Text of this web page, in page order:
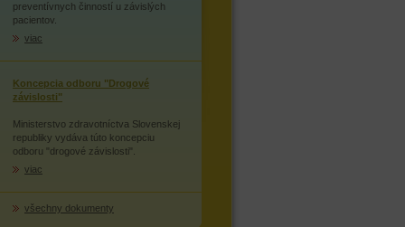
preventívnych činností u závislých
pacientov.
viac
Koncepcia odboru "Drogové
závislosti"
Ministerstvo zdravotníctva Slovenskej
republiky vydáva túto koncepciu
odboru "drogové závislosti".
viac
všechny dokumenty